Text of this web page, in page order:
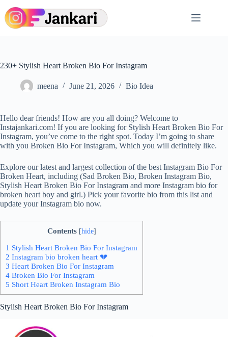
to
content
230+ Stylish Heart Broken Bio For Instagram
meena June 21, 2026 Bio Idea
Hello dear friends! How are you all doing? Welcome to
Instajankari.com! If you are looking for Stylish Heart Broken Bio For
Instagram, you’ve come to the right spot. Today I’m going to share
with you Broken Bio For Instagram, Which you will definitely like.
Explore our latest and largest collection of the best Instagram Bio For
Broken Heart, including (Sad Broken Bio, Broken Instagram Bio,
Stylish Heart Broken Bio For Instagram and more Instagram bio for
broken heart boy and girl.) Pick your favorite bio from this list and
update your Instagram bio now.
Contents [hide]
1 Stylish Heart Broken Bio For Instagram
2 Instagram bio broken heart 💔
3 Heart Broken Bio For Instagram
4 Broken Bio For Instagram
5 Short Heart Broken Instagram Bio
Stylish Heart Broken Bio For Instagram